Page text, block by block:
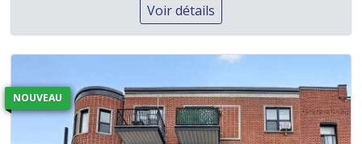
Voir détails
NOUVEAU